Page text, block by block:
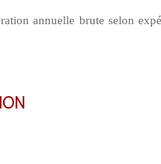
annuelle brute selon